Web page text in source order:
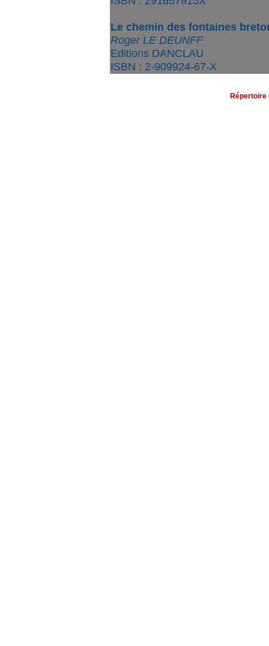
Le chemin des fontaines
Roger LE DEUNFF
Editions DANCLAU
ISBN : 2-909924-67-X
Répertoire